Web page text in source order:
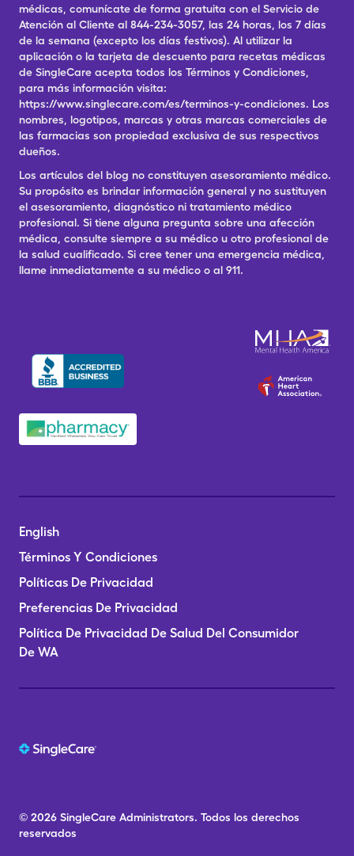
médicas, comunícate de forma gratuita con el Servicio de
Atención al Cliente al 844-234-3057, las 24 horas, los 7 días
de la semana (excepto los días festivos). Al utilizar la
aplicación o la tarjeta de descuento para recetas médicas
de SingleCare acepta todos los Términos y Condiciones,
para más información visita:
https://www.singlecare.com/es/terminos-y-condiciones. Los
nombres, logotipos, marcas y otras marcas comerciales de
las farmacias son propiedad exclusiva de sus respectivos
dueños.
Los artículos del blog no constituyen asesoramiento médico.
Su propósito es brindar información general y no sustituyen
el asesoramiento, diagnóstico ni tratamiento médico
profesional. Si tiene alguna pregunta sobre una afección
médica, consulte siempre a su médico u otro profesional de
la salud cualificado. Si cree tener una emergencia médica,
llame inmediatamente a su médico o al 911.
English
Términos Y Condiciones
Políticas De Privacidad
Preferencias De Privacidad
Política De Privacidad De Salud Del Consumidor
De WA
© 2026 SingleCare Administrators. Todos los derechos
reservados